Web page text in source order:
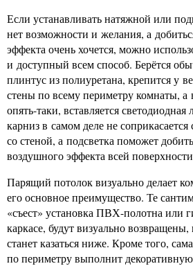
Если устанавливать натяжной или
нет возможности и желания, а
эффекта очень хочется, можно
и доступный всем способ. Берётся
плинтус из полиуретана, крепится у
стены по всему периметру комнаты, а
опять-таки, вставляется светодиодная
карниз в самом деле не
со стеной, а подсветка поможет
воздушного эффекта всей
Парящий потолок визуально делает
его основное преимущество. Те
«съест» установка ПВХ-полотна или
каркасе, будут визуально
станет казаться ниже. Кроме того,
по периметру выполнит